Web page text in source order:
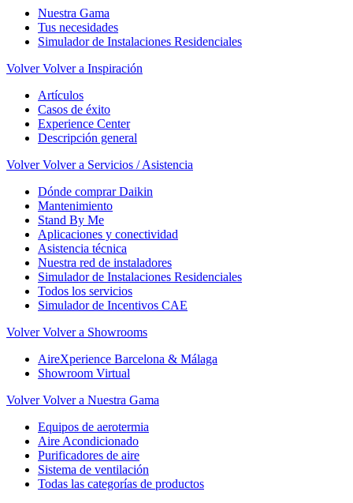
Nuestra Gama
Tus necesidades
Simulador de Instalaciones Residenciales
Volver Volver a Inspiración
Artículos
Casos de éxito
Experience Center
Descripción general
Volver Volver a Servicios / Asistencia
Dónde comprar Daikin
Mantenimiento
Stand By Me
Aplicaciones y conectividad
Asistencia técnica
Nuestra red de instaladores
Simulador de Instalaciones Residenciales
Todos los servicios
Simulador de Incentivos CAE
Volver Volver a Showrooms
AireXperience Barcelona & Málaga
Showroom Virtual
Volver Volver a Nuestra Gama
Equipos de aerotermia
Aire Acondicionado
Purificadores de aire
Sistema de ventilación
Todas las categorías de productos